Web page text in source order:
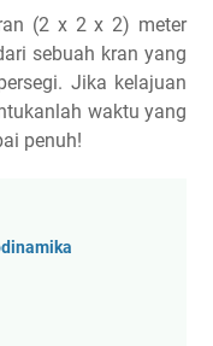
(2 x 2 x 2) meter
sebuah kran yang
Jika kelajuan
waktu yang
penuh!